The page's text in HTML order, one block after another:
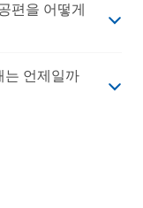
편을 어떻게
는 언제일까